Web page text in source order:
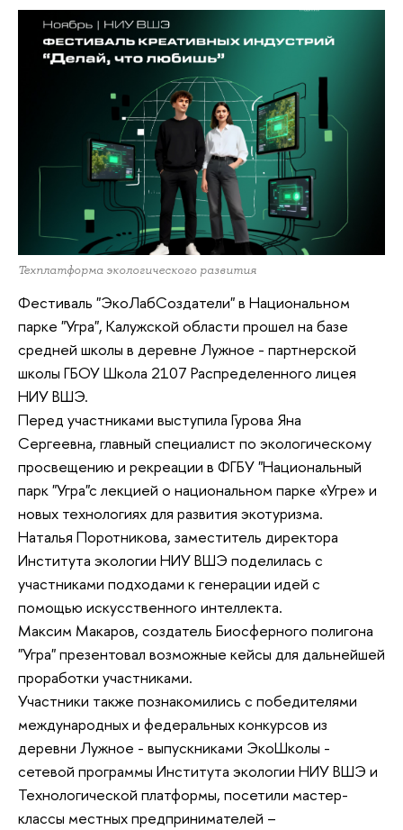
Техплатформа экологического развития
Фестиваль "ЭкоЛабСоздатели" в Национальном
парке "Угра", Калужской области прошел на базе
средней школы в деревне Лужное - партнерской
школы ГБОУ Школа 2107 Распределенного лицея
НИУ ВШЭ.
Перед участниками выступила Гурова Яна
Сергеевна, главный специалист по экологическому
просвещению и рекреации в ФГБУ "Национальный
парк "Угра"с лекцией о национальном парке «Угре» и
новых технологиях для развития экотуризма.
Наталья Поротникова, заместитель директора
Института экологии НИУ ВШЭ поделилась с
участниками подходами к генерации идей с
помощью искусственного интеллекта.
Максим Макаров, создатель Биосферного полигона
"Угра" презентовал возможные кейсы для дальнейшей
проработки участниками.
Участники также познакомились с победителями
международных и федеральных конкурсов из
деревни Лужное - выпускниками ЭкоШколы -
сетевой программы Института экологии НИУ ВШЭ и
Технологической платформы, посетили мастер-
классы местных предпринимателей –